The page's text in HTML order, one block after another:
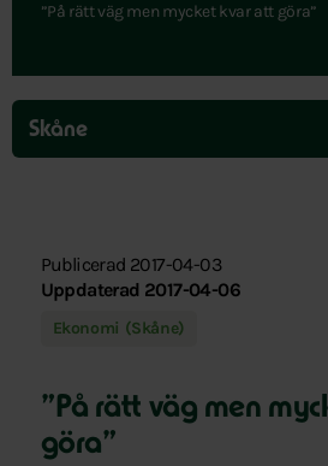
”På rätt väg men mycket kvar att göra”
Hoppa
över
menyn
Skåne
Publicerad 2017-04-03
Uppdaterad 2017-04-06
Ekonomi (Skåne)
”På rätt väg men
göra”